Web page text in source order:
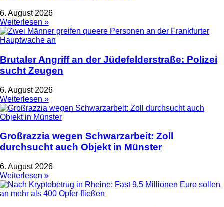
6. August 2026
Weiterlesen »
Brutaler Angriff an der Jüdefelderstraße: Polizei
sucht Zeugen
6. August 2026
Weiterlesen »
Großrazzia wegen Schwarzarbeit: Zoll
durchsucht auch Objekt in Münster
6. August 2026
Weiterlesen »